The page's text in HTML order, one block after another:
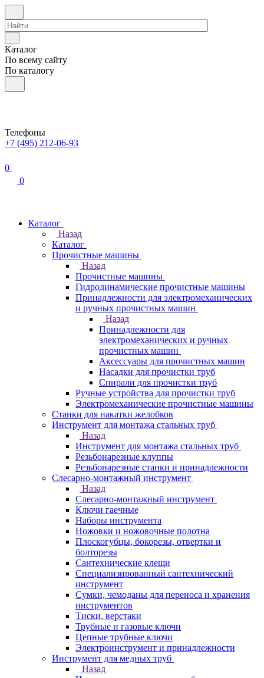
Каталог
По всему сайту
По каталогу
Телефоны
+7 (495) 212-06-93
0
0
Каталог
Назад
Каталог
Прочистные машины
Назад
Прочистные машины
Гидродинамические прочистные машины
Принадлежности для электромеханических
и ручных прочистных машин
Назад
Принадлежности для
электромеханических и ручных
прочистных машин
Аксессуары для прочистных машин
Насадки для прочистки труб
Спирали для прочистки труб
Ручные устройства для прочистки труб
Электромеханические прочистные машины
Станки для накатки желобков
Инструмент для монтажа стальных труб
Назад
Инструмент для монтажа стальных труб
Резьбонарезные клуппы
Резьбонарезные станки и принадлежности
Слесарно-монтажный инструмент
Назад
Слесарно-монтажный инструмент
Ключи гаечные
Наборы инструмента
Ножовки и ножовочные полотна
Плоскогубцы, бокорезы, отвертки и
болторезы
Сантехнические клещи
Специализированный сантехнический
инструмент
Сумки, чемоданы для переноса и хранения
инструментов
Тиски, верстаки
Трубные и газовые ключи
Цепные трубные ключи
Электроинструмент и принадлежности
Инструмент для медных труб
Назад